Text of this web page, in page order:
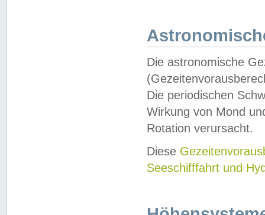
Die astronomische
Die periodischen
Wirkung von Mond
Rotation verursacht.
Diese
Seeschifffahrt und